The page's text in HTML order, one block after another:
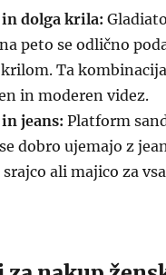
in dolga krila:
peto se odlično
Ta
in moderen videz.
jeans: Platform
dobro ujemajo z
ali majico za